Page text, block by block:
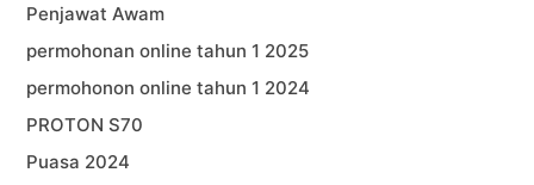
Penjawat Awam
permohonan online tahun 1 2025
permohonon online tahun 1 2024
PROTON S70
Puasa 2024